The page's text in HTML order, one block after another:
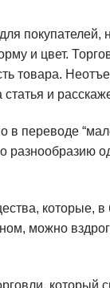
покупателей,
и цвет.
товара.
и
в переводе
разнообразию
которые,
можно
который